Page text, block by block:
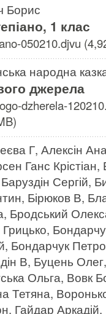
Борис
1 клас
050210.djvu
народна
джерела
dzherela-
Г, Алексін
Ганс Крістіан,
Сергій,
Бірюков В,
Бродський
Бондарчук
В, Буцень Олег,
Ольга, Вовк
Тетяна,
Гайдар Аркадій,